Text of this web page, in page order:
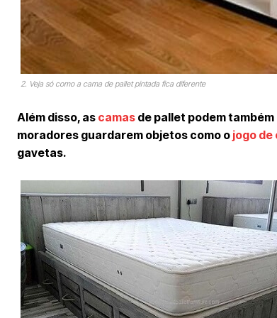
2. Veja só como a cama de pallet pintada fica diferente
Além disso, as camas de pallet podem
moradores guardarem objetos como o jogo de
gavetas.